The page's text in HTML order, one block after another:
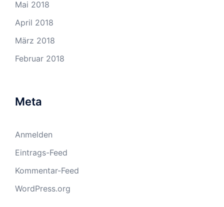
Mai 2018
April 2018
März 2018
Februar 2018
Meta
Anmelden
Eintrags-Feed
Kommentar-Feed
WordPress.org